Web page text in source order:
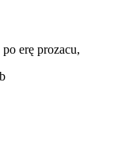
erę prozacu,